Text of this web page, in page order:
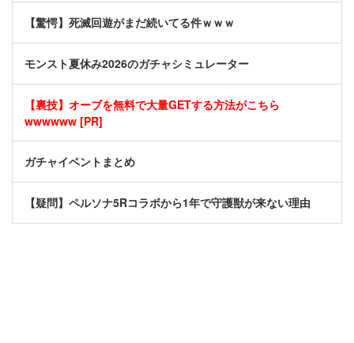
【驚愕】死滅回遊がまだ続いてる件ｗｗｗ
モンスト夏休み2026のガチャシミュレーター
【裏技】オーブを無料で大量GETする方法がこちら
wwwwww [PR]
ガチャイベントまとめ
【疑問】ペルソナ5Rコラボから1年で守護獣が来ない理由